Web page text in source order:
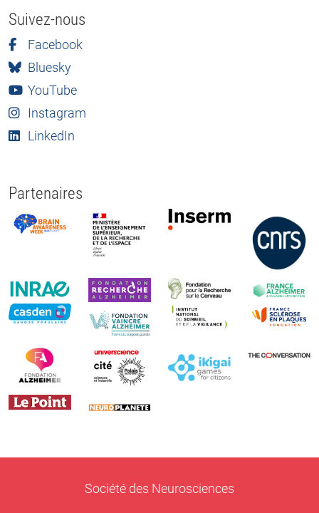
Suivez-nous
Facebook
Bluesky
YouTube
Instagram
LinkedIn
Partenaires
Société des Neurosciences